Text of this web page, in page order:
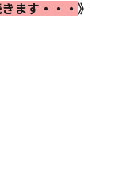
ます・・・ 》